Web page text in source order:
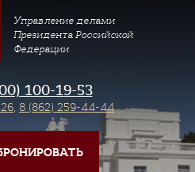
Управление делами
Президента Российской
Федерации
100-19-53
, 8 (862) 259-44-44